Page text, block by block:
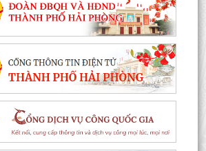
báo tuyển sinh trình độ trung cấp, cao
2026 của Trường Cao đẳng Kỹ thuật
số 09 HĐND thành phố Hải Phòng
cử tri sau Kỳ họp thường lệ giữa năm
Cát Hải triển khai Chương trình quốc gia
trong sử dụng điện giai đoạn 2026 -